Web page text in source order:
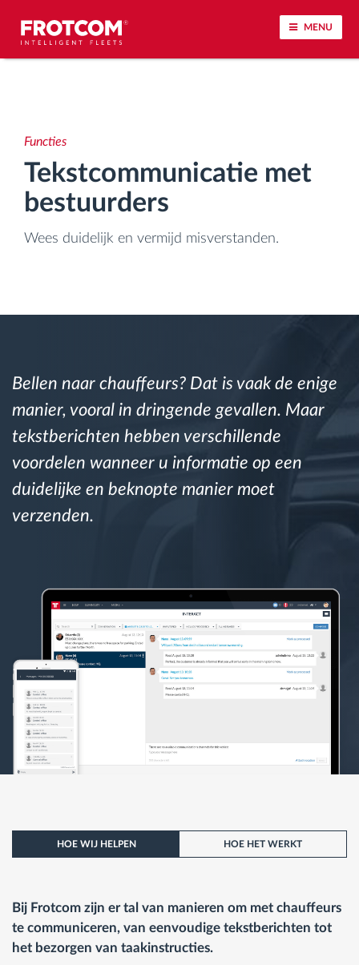
MENU
Rijgedrag analyse
Controle van rijtijden
Toegangsbeheer
Routeplanning en -monitoring
Automatische bestuurdersidentificatie
Ontdek alle functies
oplossen
Besparingscalculator
Functies
Tekstcommunicatie met
bestuurders
Wees duidelijk en vermijd misverstanden.
Bellen naar chauffeurs? Dat is vaak de enige
manier, vooral in dringende gevallen. Maar
tekstberichten hebben verschillende
voordelen wanneer u informatie op een
duidelijke en beknopte manier moet
verzenden.
HOE WIJ HELPEN HOE HET WERKT
Bij Frotcom zijn er tal van manieren om met chauffeurs
te communiceren, van eenvoudige tekstberichten tot
het bezorgen van taakinstructies.